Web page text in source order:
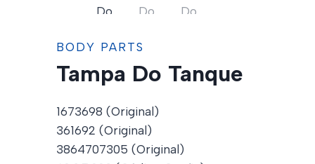
BODY PARTS
Tampa Do Tanque
1673698 (Original)
361692 (Original)
3864707305 (Original)